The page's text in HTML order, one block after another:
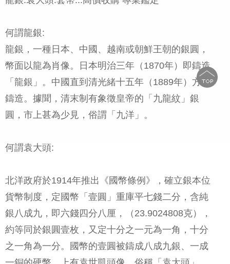
何謂龍銀:
龍銀，一種日本、中國、越南或朝鮮王朝的銀圓，
幣面以龍為肖像。日本明治三年（1870年）即鑄造
「龍銀」。中國直到清光緒十五年（1889年）方啟
鑄造。據聞，清末制有象徵皇帝的「九龍紋」銀
圓，市上甚為少見，俗謂「九洋」。
何謂袁大頭:
北洋政府於1914年推出《國幣條例》，確立銀本位
貨幣制度，定國幣「壹圓」重庫平七錢二分，含純
銀八成九，即六錢四分八厘，（23.9024808克），
約等同於銀圓壹枚，又定十分之一元為一角，十分
之一角為一分。國幣的壹圓被鑄成八成九銀、一成